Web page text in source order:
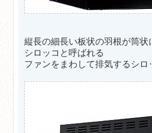
縦長の細長い板状の羽根が筒状
シロッコと呼ばれる
ファンをまわして排気するシロ